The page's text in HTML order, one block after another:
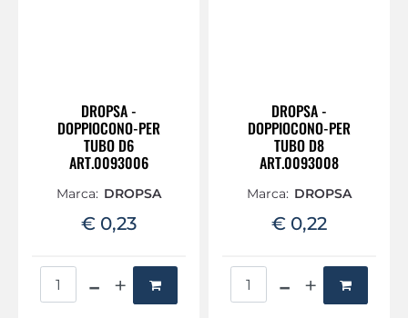
DROPSA -
DOPPIOCONO-PER
TUBO D6
ART.0093006
Marca: DROPSA
€ 0,23
DROPSA -
DOPPIOCONO-PER
TUBO D8
ART.0093008
Marca: DROPSA
€ 0,22